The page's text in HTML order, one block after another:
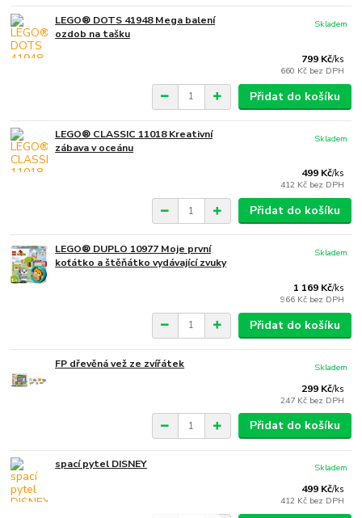
LEGO® DOTS 41948 Mega balení
ozdob na tašku
799 Kč/ks
660 Kč bez DPH
Skladem
Přidat do košíku
LEGO® CLASSIC 11018 Kreativní
zábava v oceánu
499 Kč/ks
412 Kč bez DPH
Skladem
Přidat do košíku
LEGO® DUPLO 10977 Moje první
koťátko a štěňátko vydávající zvuky
1 169 Kč/ks
966 Kč bez DPH
Skladem
Přidat do košíku
FP dřevěná vež ze zvířátek
299 Kč/ks
247 Kč bez DPH
Skladem
Přidat do košíku
spací pytel DISNEY
499 Kč/ks
412 Kč bez DPH
Skladem